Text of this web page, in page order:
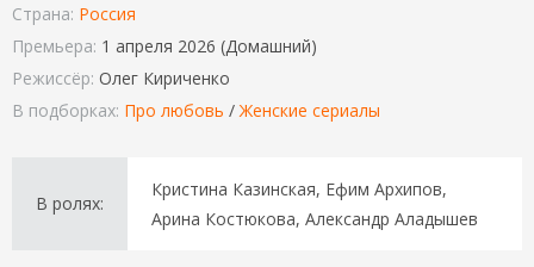
Страна: Россия
Премьера: 1 апреля 2026 (Домашний)
Режиссёр: Олег Кириченко
В подборках: Про любовь / Женские сериалы
В ролях:
Кристина Казинская, Ефим Архипов,
Арина Костюкова, Александр Аладышев